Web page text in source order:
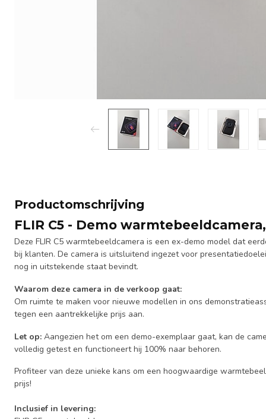
Productomschrijving
FLIR C5 - Demo
Deze FLIR C5 warmtebeeldcamera is een ex-demo model dat
bij klanten. De camera is uitsluitend ingezet voor
nog in uitstekende staat bevindt.
Waarom deze camera in de verkoop gaat:
Om ruimte te maken voor nieuwe modellen in ons
tegen een aantrekkelijke prijs aan.
Let op: Aangezien het om een demo-exemplaar gaat, kan de
volledig getest en functioneert hij 100% naar behoren.
Profiteer van deze unieke kans om een hoogwaardige
prijs!
Inclusief in levering: